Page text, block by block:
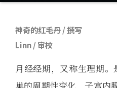
神奇的红毛丹/ 撰写
Linn / 审校
月经经期，又称生理期
巢的周期性变化，子宫内